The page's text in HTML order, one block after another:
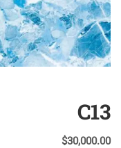
C13
$30,000.00